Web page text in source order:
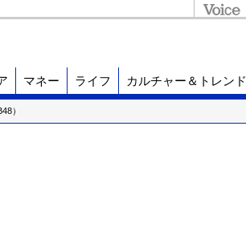
マネー ライフ カルチャー＆トレンド
）